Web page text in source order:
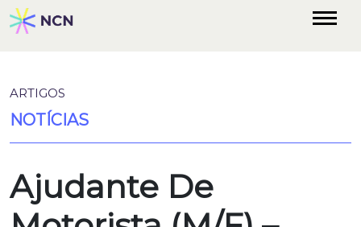
ARTIGOS
NOTÍCIAS
Ajudante De